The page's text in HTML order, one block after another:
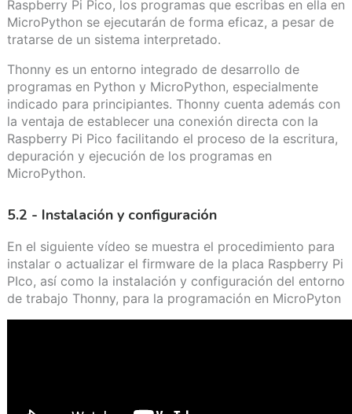
Raspberry Pi Pico, los programas que escribas en ella en
MicroPython se ejecutarán de forma eficaz, a pesar de
tratarse de un sistema interpretado.
Thonny es un entorno integrado de desarrollo de
programas en Python y MicroPython, especialmente
indicado para principiantes. Thonny cuenta además con
la ventaja de establecer una conexión directa con la
Raspberry Pi Pico facilitando el proceso de la escritura,
depuración y ejecución de los programas en
MicroPython.
5.2 - Instalación y configuración
En el siguiente vídeo se muestra el procedimiento para
instalar o actualizar el firmware de la placa Raspberry Pi
PIco, así como la instalación y configuración del entorno
de trabajo Thonny, para la programación en MicroPyton